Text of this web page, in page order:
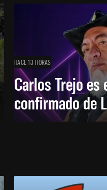
HACE 13 HORAS
Carlos Trejo es
confirmado de